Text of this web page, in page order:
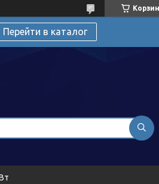
Перейти в каталог